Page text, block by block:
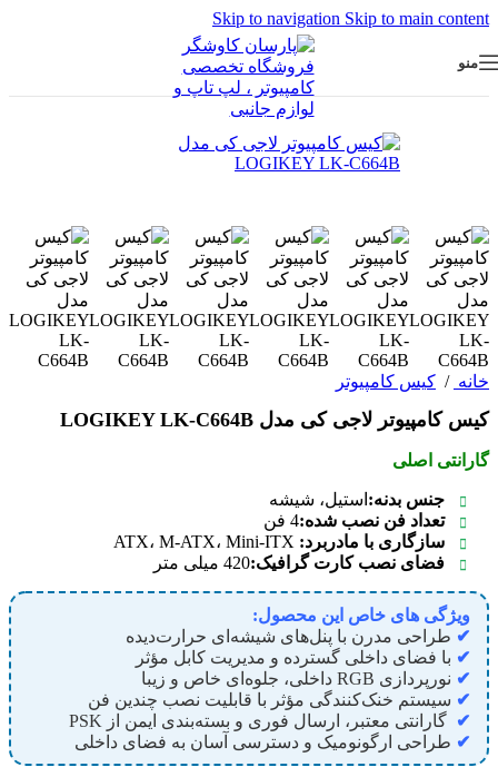
Skip to navigation Skip to main content
منو
خانه / کیس کامپیوتر
کیس کامپیوتر لاجی کی مدل LOGIKEY LK-C664B
گارانتی اصلی
جنس بدنه: استیل، شیشه
تعداد فن نصب شده:4 فن
سازگاری با مادربرد:
فضای نصب کارت گرافیک:420 میلی متر
ویژگی های خاص این محصول:
✔ طراحی مدرن با پنل‌های شیشه‌ای حرارت‌دیده
✔ با فضای داخلی گسترده و مدیریت کابل مؤثر
✔ نورپردازی RGB داخلی، جلوه‌ای خاص و زیبا
✔ سیستم خنک‌کنندگی مؤثر با قابلیت نصب چندین فن
✔ گارانتی معتبر، ارسال فوری و بسته‌بندی ایمن از PSK
✔ طراحی ارگونومیک و دسترسی آسان به فضای داخلی